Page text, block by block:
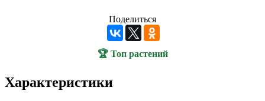
Поделиться
🏆 Топ растений
Характеристики